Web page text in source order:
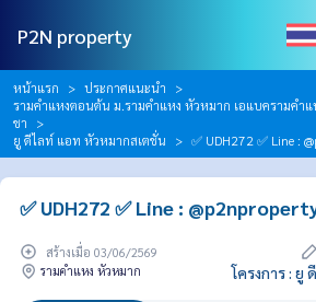
P2N property
หน้าแรก
ประกาศแนะนำ
รามคำแหงตอนต้น ม.รามคำแหง หัวหมาก เอแบครามคำ
ชา
ยู ดีไลท์ แอท หัวหมากสเตชั่น
✅ UDH272 ✅ Line :
✅ UDH272 ✅ Line :
สร้างเมื่อ 03/06/2569
รามคำแหง หัวหมาก
โครงการ : ยู